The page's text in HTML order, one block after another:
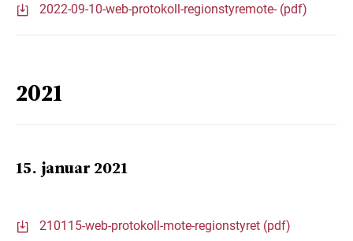
2022-09-10-web-protokoll-regionstyremote- (pdf)
2021
15. januar 2021
210115-web-protokoll-mote-regionstyret (pdf)